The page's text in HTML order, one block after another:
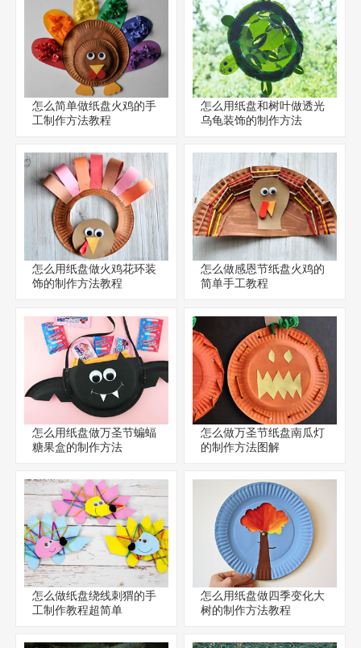
怎么简单做纸盘火鸡的手
工制作方法教程
怎么用纸盘和树叶做透光
乌龟装饰的制作方法
怎么用纸盘做火鸡花环装
饰的制作方法教程
怎么做感恩节纸盘火鸡的
简单手工教程
怎么用纸盘做万圣节蝙蝠
糖果盒的制作方法
怎么做万圣节纸盘南瓜灯
的制作方法图解
怎么做纸盘绕线刺猬的手
工制作教程超简单
怎么用纸盘做四季变化大
树的制作方法教程